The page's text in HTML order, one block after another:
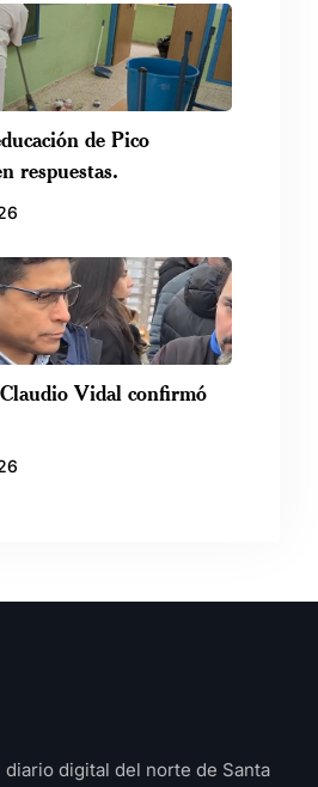
de Pico
respuestas.
Vidal confirmó
digital del norte de Santa